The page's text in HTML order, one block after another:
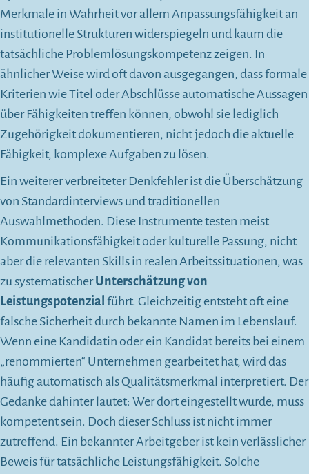
Merkmale in Wahrheit vor allem Anpassungsfähigkeit an
institutionelle Strukturen widerspiegeln und kaum die
tatsächliche Problemlösungskompetenz zeigen. In
ähnlicher Weise wird oft davon ausgegangen, dass formale
Kriterien wie Titel oder Abschlüsse automatische Aussagen
über Fähigkeiten treffen können, obwohl sie lediglich
Zugehörigkeit dokumentieren, nicht jedoch die aktuelle
Fähigkeit, komplexe Aufgaben zu lösen.
Ein weiterer verbreiteter Denkfehler ist die Überschätzung
von Standardinterviews und traditionellen
Auswahlmethoden. Diese Instrumente testen meist
Kommunikationsfähigkeit oder kulturelle Passung, nicht
aber die relevanten Skills in realen Arbeitssituationen, was
zu systematischerUnterschätzung von
Leistungspotenzial führt. Gleichzeitig entsteht oft eine
falsche Sicherheit durch bekannte Namen im Lebenslauf.
Wenn eine Kandidatin oder ein Kandidat bereits bei einem
„renommierten“ Unternehmen gearbeitet hat, wird das
häufig automatisch als Qualitätsmerkmal interpretiert. Der
Gedanke dahinter lautet: Wer dort eingestellt wurde, muss
kompetent sein. Doch dieser Schluss ist nicht immer
zutreffend. Ein bekannter Arbeitgeber ist kein verlässlicher
Beweis für tatsächliche Leistungsfähigkeit. Solche